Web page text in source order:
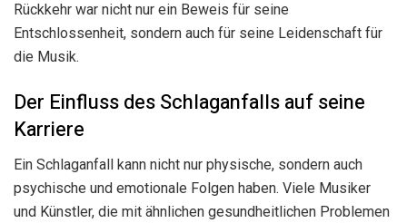
Rückkehr war nicht nur ein Beweis für seine
Entschlossenheit, sondern auch für seine Leidenschaft für
die Musik.
Der Einfluss des Schlaganfalls auf seine
Karriere
Ein Schlaganfall kann nicht nur physische, sondern auch
psychische und emotionale Folgen haben. Viele Musiker
und Künstler, die mit ähnlichen gesundheitlichen Problemen